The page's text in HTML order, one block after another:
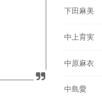
下田麻美
中上育実
中原麻衣
中島愛